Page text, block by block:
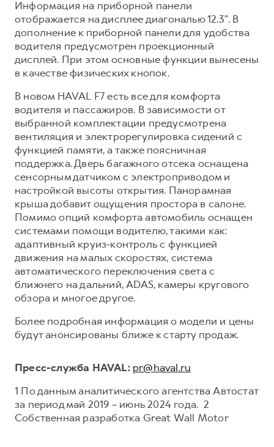
Информация на приборной панели
отображается на дисплее диагональю 12.3”. В
дополнение к приборной панели для удобства
водителя предусмотрен проекционный
дисплей. При этом основные функции вынесены
в качестве физических кнопок.
В новом HAVAL F7 есть все для комфорта
водителя и пассажиров. В зависимости от
выбранной комплектации предусмотрена
вентиляция и электрорегулировка сидений с
функцией памяти, а также поясничная
поддержка. Дверь багажного отсека оснащена
сенсорным датчиком с электроприводом и
настройкой высоты открытия. Панорамная
крыша добавит ощущения простора в салоне.
Помимо опций комфорта автомобиль оснащен
системами помощи водителю, такими как:
адаптивный круиз-контроль с функцией
движения на малых скоростях, система
автоматического переключения света с
ближнего на дальний, ADAS, камеры кругового
обзора и многое другое.
Более подробная информация о модели и цены
будут анонсированы ближе к старту продаж.
Пресс-служба HAVAL: pr@haval.ru
1 По данным аналитического агентства Автостат
за период май 2019 – июнь 2024 года. 2
Собственная разработка Great Wall Motor